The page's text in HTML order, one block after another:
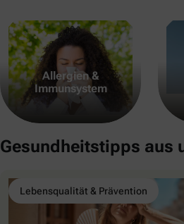
Allergien &
Immunsystem
Gesundheitstipps aus
Lebensqualität & Prävention